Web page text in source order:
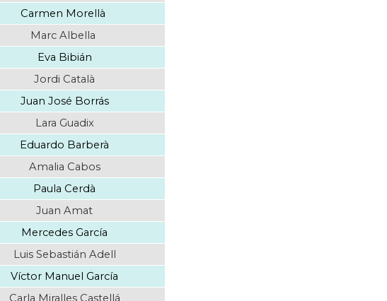
Carmen Morellà
Marc Albella
Eva Bibián
Jordi Català
Juan José Borrás
Lara Guadix
Eduardo Barberà
Amalia Cabos
Paula Cerdà
Juan Amat
Mercedes García
Luis Sebastián Adell
Víctor Manuel García